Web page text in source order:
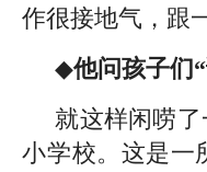
作很接地气，跟
◆他问孩子们
就这样闲唠
小学校。这是一